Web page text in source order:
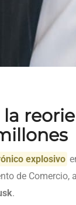
la
explosivo
de
.